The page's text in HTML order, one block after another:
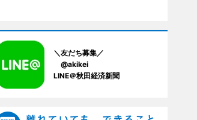
＼友だち募集／
@akikei
LINE＠秋田経済新聞